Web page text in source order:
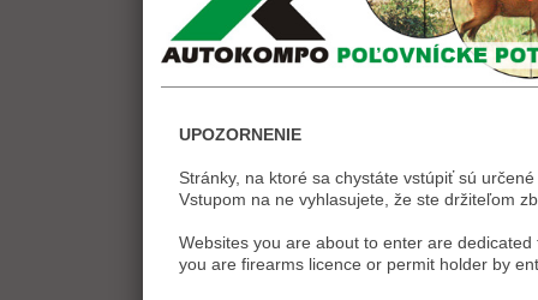
UPOZORNENIE
Stránky, na ktoré sa chystáte vstúpiť sú
Vstupom na ne vyhlasujete, že ste držiteľom
Websites you are about to enter are
you are firearms licence or permit holder by